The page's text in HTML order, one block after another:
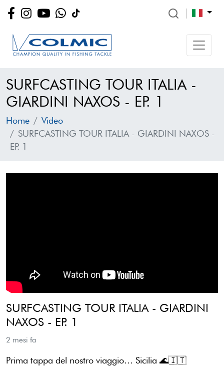
SURFCASTING TOUR ITALIA -
GIARDINI NAXOS - EP. 1
Home
Video
SURFCASTING TOUR ITALIA - GIARDINI NAXOS -
EP. 1
SURFCASTING TOUR ITALIA - GIARDINI
NAXOS - EP. 1
2 mesi fa
Prima tappa del nostro viaggio… Sicilia 🌊🇮🇹